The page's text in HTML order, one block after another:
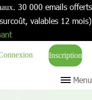
. 30 000 emails offerts
valables 12 mois)
Inscription
Menu